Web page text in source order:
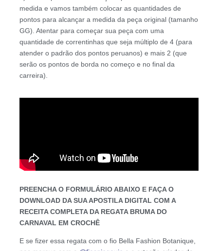
medida e vamos também colocar as quantidades de
pontos para alcançar a medida da peça original (tamanho
GG). Atentar para começar sua peça com uma
quantidade de correntinhas que seja múltiplo de 4 (para
atender o padrão dos pontos peruanos) e mais 2 (que
serão os pontos de borda no começo e no final da
carreira).
PREENCHA O FORMULÁRIO ABAIXO E FAÇA O
DOWNLOAD DA SUA APOSTILA DIGITAL COM A
RECEITA COMPLETA DA REGATA BRUMA DO
CARNAVAL EM CROCHÊ
E se fizer essa regata com o fio Bella Fashion Botanique,